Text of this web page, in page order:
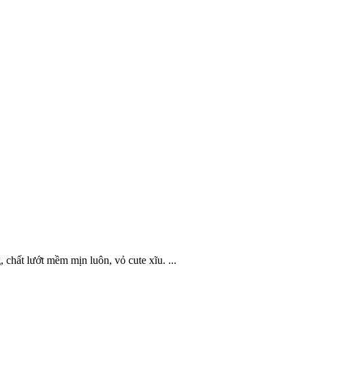
chất lướt mềm mịn luôn, vỏ cute xĩu. ...